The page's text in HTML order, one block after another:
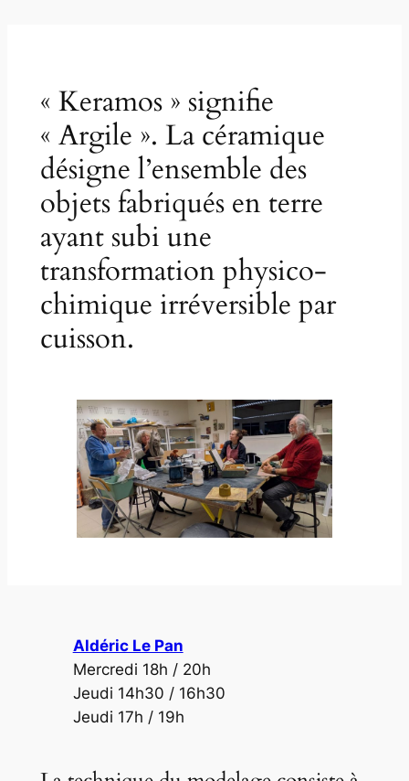
« Keramos » signifie
« Argile ». La céramique
désigne l’ensemble des
objets fabriqués en terre
ayant subi une
transformation physico-
chimique irréversible par
cuisson.
Aldéric Le Pan
Mercredi 18h / 20h
Jeudi 14h30 / 16h30
Jeudi 17h / 19h